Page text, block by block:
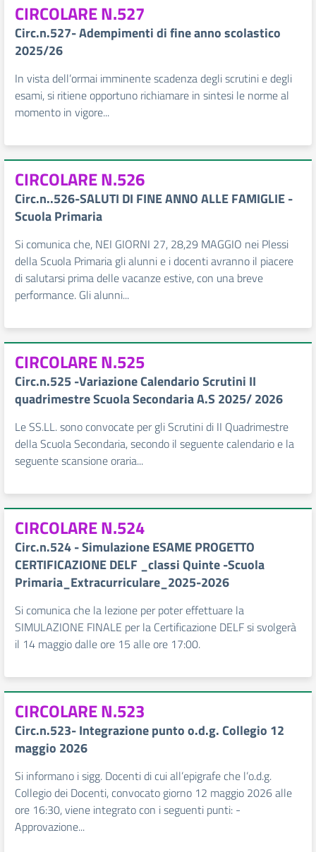
CIRCOLARE N.527
Circ.n.527- Adempimenti di fine anno scolastico
2025/26
In vista dell’ormai imminente scadenza degli scrutini e degli
esami, si ritiene opportuno richiamare in sintesi le norme al
momento in vigore...
CIRCOLARE N.526
Circ.n..526-SALUTI DI FINE ANNO ALLE FAMIGLIE -
Scuola Primaria
Si comunica che, NEI GIORNI 27, 28,29 MAGGIO nei Plessi
della Scuola Primaria gli alunni e i docenti avranno il piacere
di salutarsi prima delle vacanze estive, con una breve
performance. Gli alunni...
CIRCOLARE N.525
Circ.n.525 -Variazione Calendario Scrutini II
quadrimestre Scuola Secondaria A.S 2025/ 2026
Le SS.LL. sono convocate per gli Scrutini di II Quadrimestre
della Scuola Secondaria, secondo il seguente calendario e la
seguente scansione oraria...
CIRCOLARE N.524
Circ.n.524 - Simulazione ESAME PROGETTO
CERTIFICAZIONE DELF _classi Quinte -Scuola
Primaria_Extracurriculare_2025-2026
Si comunica che la lezione per poter effettuare la
SIMULAZIONE FINALE per la Certificazione DELF si svolgerà
il 14 maggio dalle ore 15 alle ore 17:00.
CIRCOLARE N.523
Circ.n.523- Integrazione punto o.d.g. Collegio 12
maggio 2026
Si informano i sigg. Docenti di cui all’epigrafe che l’o.d.g.
Collegio dei Docenti, convocato giorno 12 maggio 2026 alle
ore 16:30, viene integrato con i seguenti punti: -
Approvazione...